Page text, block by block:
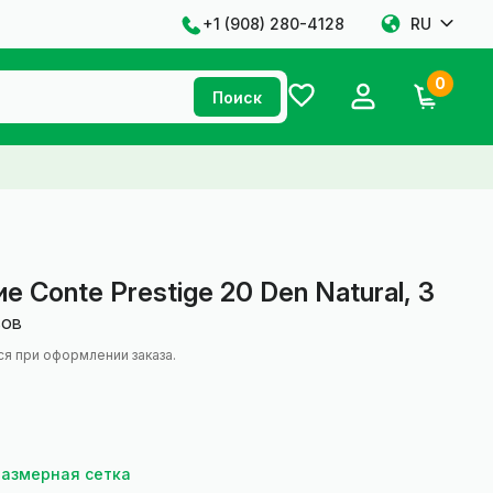
+1 ‪(908) 280-4128‬ RU
Поиск
0
Conte Prestige 20 Den Natural, 3
при оформлении заказа.
сетка